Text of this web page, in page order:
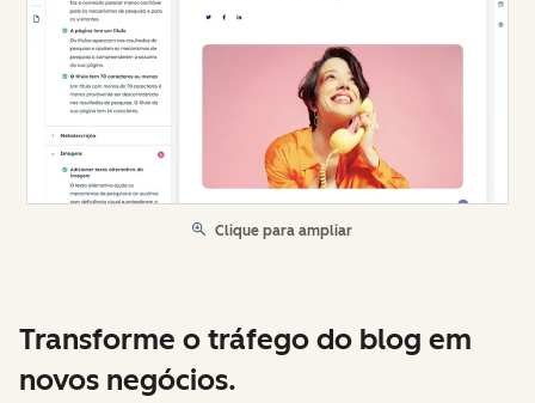
Clique para ampliar
Transforme o tráfego do blog em
novos negócios.